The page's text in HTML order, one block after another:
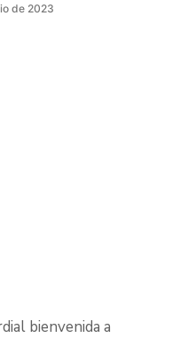
de 2023
bienvenida a